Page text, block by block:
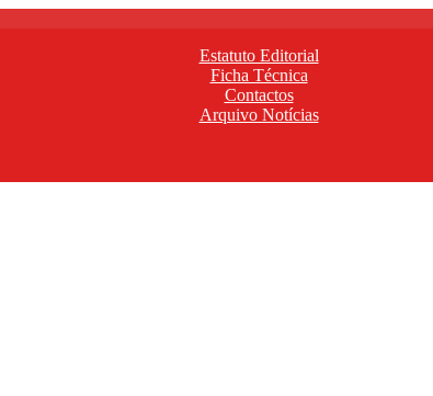
Estatuto Editorial
Ficha Técnica
Contactos
Arquivo Notícias